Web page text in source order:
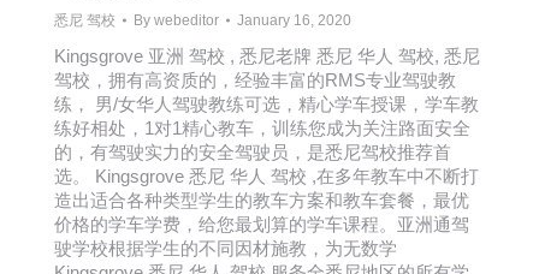
悉尼 驾校 By webeditor January 16, 2020
Kingsgrove 亚洲 驾校 , 悉尼老牌 悉尼 华人 驾校, 悉尼
驾校，拥有高资质的，经验丰富的RMS专业驾驶教
练， 男/女华人驾驶教练可选，精心学车授课，学车教
练好相处，1对1精心教车，训练您成为关注路面安全
的，有驾驶实力的安全驾驶员，是悉尼驾校推荐首
选。 Kingsgrove 悉尼 华人 驾校 ,在多年教车中不断打
造出适合各种类型学生的教车方案和教车套餐，最优
价格的学车学费，给您最划算的学车课程。亚洲通驾
驶学校根据学生的不同因材施教，为无数学